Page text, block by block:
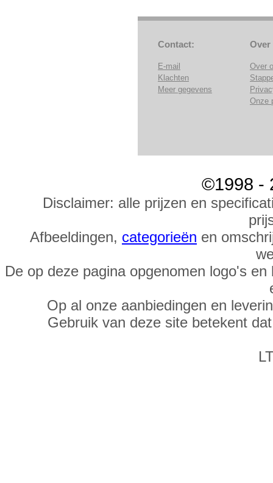
Contact:
E-mail
Klachten
Meer gegevens
Over
Over
Onze
©1998 -
Disclaimer: alle prijzen en
Afbeeldingen, categorieën en
De op deze pagina opgenomen logo's
Op al onze aanbiedingen en
Gebruik van deze site betekent